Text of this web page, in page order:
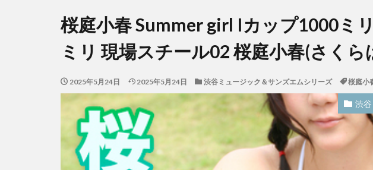
桜庭小春 Summer girl Iカップ1000ミ
ミリ 現場スチール02 桜庭小春(さくら
2025年5月24日 2025年5月24日 渋谷ミュージック＆サンズエムシリーズ 桜庭小
渋